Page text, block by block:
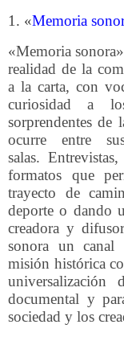
1. «Memoria
«Memoria
realidad de la
a la carta, con
curiosidad a
sorprendentes
ocurre entre
salas.
formatos que
trayecto de
deporte o dando
creadora y
sonora un canal
misión histórica
documental y
sociedad y los